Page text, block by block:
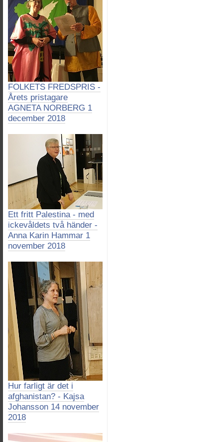
FOLKETS FREDSPRIS -
Årets pristagare
AGNETA NORBERG 1
december 2018
Ett fritt Palestina - med
ickevåldets två händer -
Anna Karin Hammar 1
november 2018
Hur farligt är det i
afghanistan? - Kajsa
Johansson 14 november
2018